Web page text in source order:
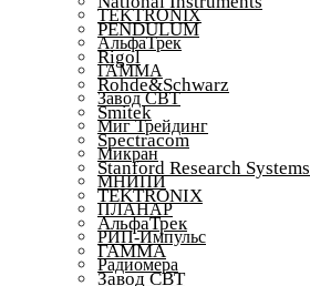
TEKTRONIX
АльфаТрек
ГАММА
Завод СВТ
Миг Трейдинг
Микран
МНИПИ
ПЛАНАР
РИП-Импульс
Радиомера
PENDULUM
Rigol
Rohde&Schwarz
Smitek
Spectracom
Stanford Research Systems
TEKTRONIX
АльфаТрек
ГАММА
Завод СВТ